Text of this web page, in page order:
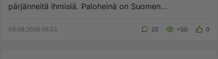
pärjänneitä ihmisiä. Paloheinä on Suomen
09.08.2026 06:53 20 <50 0